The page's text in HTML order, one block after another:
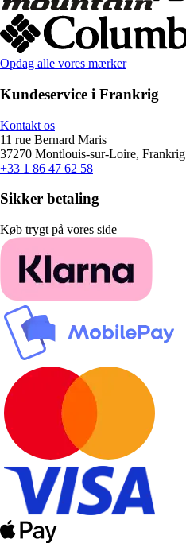
Opdag alle vores mærker
Kundeservice i Frankrig
Kontakt os
11 rue Bernard Maris
37270 Montlouis-sur-Loire, Frankrig
+33 1 86 47 62 58
Sikker betaling
Køb trygt på vores side